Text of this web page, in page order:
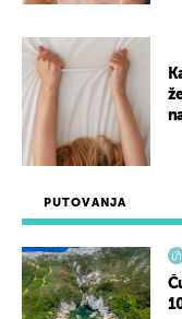
PUTOVANJA